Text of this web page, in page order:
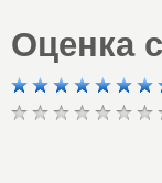
Оценка